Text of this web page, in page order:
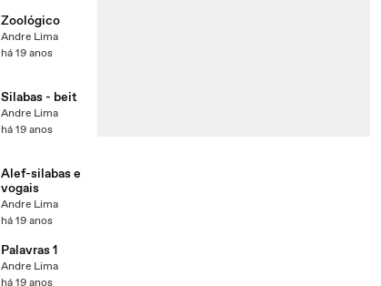
Zoológico
Andre Lima
há 19 anos
Silabas - beit
Andre Lima
há 19 anos
Alef-silabas e
vogais
Andre Lima
há 19 anos
Palavras 1
Andre Lima